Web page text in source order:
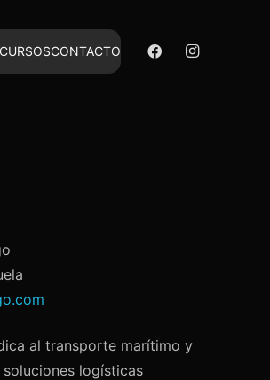
CONTACTO
al transporte marítimo y
logísticas